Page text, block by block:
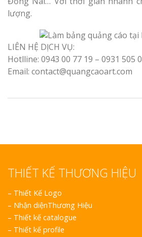
lượng.
LIÊN HỆ DỊCH VỤ:
Hotlline: 0943 00 77 19 – 0931 505
Email: contact@quangcaoart.com
THIẾT KẾ THƯƠNG HIỆU
– Thiết Kế Logo
– Nhận diệnThương Hiệu
– Thiết kế catalogue
– Thiết kế profile